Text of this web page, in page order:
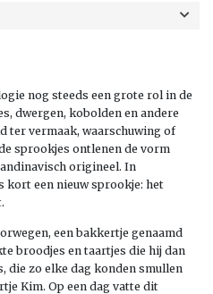
nog steeds een grote rol in de
dwergen, kobolden en andere
ter vermaak, waarschuwing of
sprookjes ontlenen de vorm
origineel. In
kort een nieuw sprookje: het
een bakkertje genaamd
broodjes en taartjes die hij dan
die zo elke dag konden smullen
Kim. Op een dag vatte dit